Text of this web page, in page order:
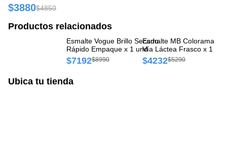
$3880$4850
Productos relacionados
Esmalte Vogue Brillo Secado
Rápido Empaque x 1 und
$7192$8990
Esmalte MB Colorama
Vía Láctea Frasco x 1 und
$4232$5290
Ubica tu tienda